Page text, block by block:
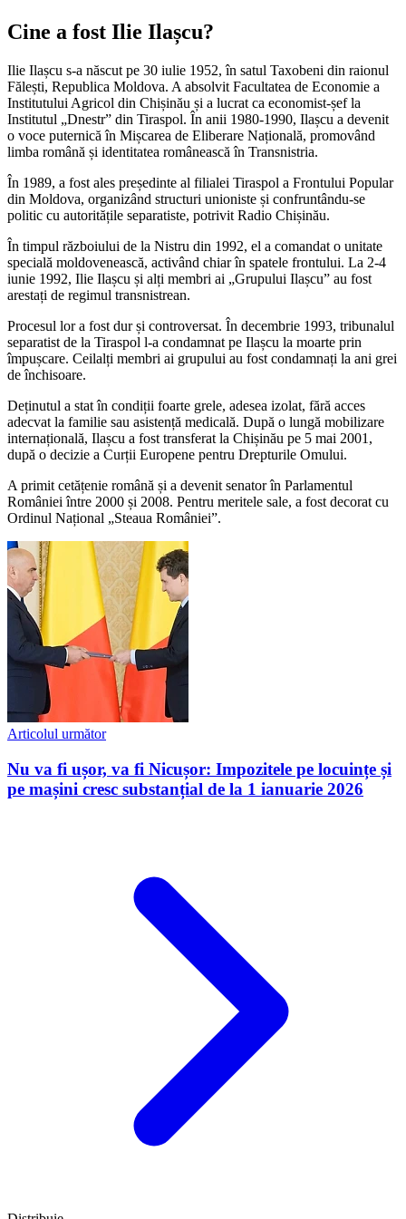
Cine a fost Ilie Ilașcu?
Ilie Ilașcu s-a născut pe 30 iulie 1952, în satul Taxobeni din raionul
Fălești, Republica Moldova. A absolvit Facultatea de Economie a
Institutului Agricol din Chișinău și a lucrat ca economist-șef la
Institutul „Dnestr” din Tiraspol. În anii 1980-1990, Ilașcu a devenit
o voce puternică în Mișcarea de Eliberare Națională, promovând
limba română și identitatea românească în Transnistria.
În 1989, a fost ales președinte al filialei Tiraspol a Frontului Popular
din Moldova, organizând structuri unioniste și confruntându-se
politic cu autoritățile separatiste, potrivit Radio Chișinău.
În timpul războiului de la Nistru din 1992, el a comandat o unitate
specială moldovenească, activând chiar în spatele frontului. La 2-4
iunie 1992, Ilie Ilașcu și alți membri ai „Grupului Ilașcu” au fost
arestați de regimul transnistrean.
Procesul lor a fost dur și controversat. În decembrie 1993, tribunalul
separatist de la Tiraspol l-a condamnat pe Ilașcu la moarte prin
împușcare. Ceilalți membri ai grupului au fost condamnați la ani grei
de închisoare.
Deținutul a stat în condiții foarte grele, adesea izolat, fără acces
adecvat la familie sau asistență medicală. După o lungă mobilizare
internațională, Ilașcu a fost transferat la Chișinău pe 5 mai 2001,
după o decizie a Curții Europene pentru Drepturile Omului.
A primit cetățenie română și a devenit senator în Parlamentul
României între 2000 și 2008. Pentru meritele sale, a fost decorat cu
Ordinul Național „Steaua României”.
Articolul următor
Nu va fi ușor, va fi Nicușor: Impozitele pe locuințe și
pe mașini cresc substanțial de la 1 ianuarie 2026